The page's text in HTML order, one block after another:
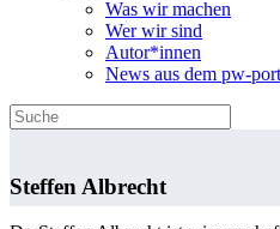
Was wir machen
Wer wir sind
Autor*innen
News aus dem pw-
Steffen Albrecht